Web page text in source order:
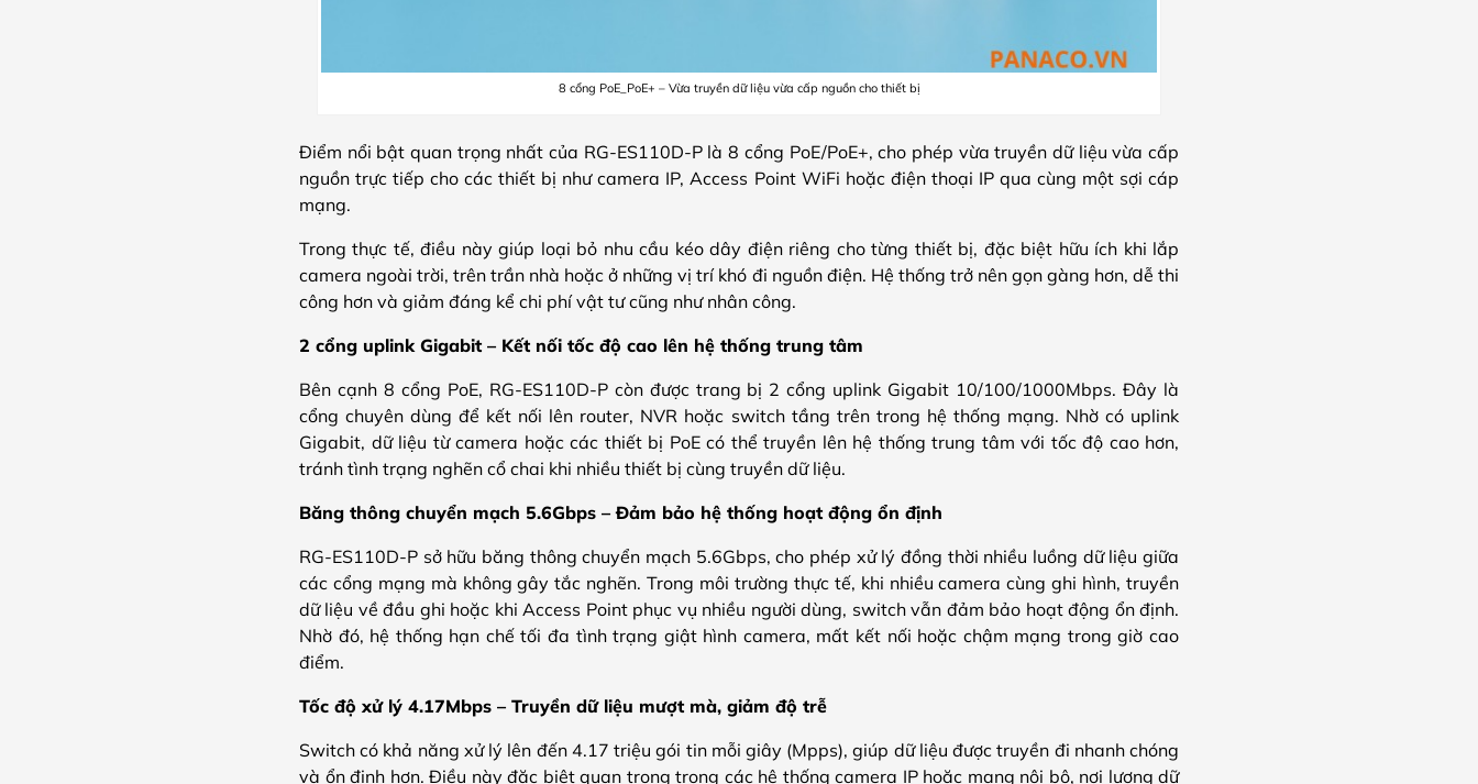
8 cổng PoE_PoE+ – Vừa truyền dữ liệu vừa cấp nguồn cho thiết bị
Điểm nổi bật quan trọng nhất của RG-ES110D-P là 8 cổng PoE/PoE+, cho phép vừa truyền dữ liệu vừa cấp
nguồn trực tiếp cho các thiết bị như camera IP, Access Point WiFi hoặc điện thoại IP qua cùng một sợi cáp
mạng.
Trong thực tế, điều này giúp loại bỏ nhu cầu kéo dây điện riêng cho từng thiết bị, đặc biệt hữu ích khi lắp
camera ngoài trời, trên trần nhà hoặc ở những vị trí khó đi nguồn điện. Hệ thống trở nên gọn gàng hơn, dễ thi
công hơn và giảm đáng kể chi phí vật tư cũng như nhân công.
2 cổng uplink Gigabit – Kết nối tốc độ cao lên hệ thống trung tâm
Bên cạnh 8 cổng PoE, RG-ES110D-P còn được trang bị 2 cổng uplink Gigabit 10/100/1000Mbps. Đây là
cổng chuyên dùng để kết nối lên router, NVR hoặc switch tầng trên trong hệ thống mạng. Nhờ có uplink
Gigabit, dữ liệu từ camera hoặc các thiết bị PoE có thể truyền lên hệ thống trung tâm với tốc độ cao hơn,
tránh tình trạng nghẽn cổ chai khi nhiều thiết bị cùng truyền dữ liệu.
Băng thông chuyển mạch 5.6Gbps – Đảm bảo hệ thống hoạt động ổn định
RG-ES110D-P sở hữu băng thông chuyển mạch 5.6Gbps, cho phép xử lý đồng thời nhiều luồng dữ liệu giữa
các cổng mạng mà không gây tắc nghẽn. Trong môi trường thực tế, khi nhiều camera cùng ghi hình, truyền
dữ liệu về đầu ghi hoặc khi Access Point phục vụ nhiều người dùng, switch vẫn đảm bảo hoạt động ổn định.
Nhờ đó, hệ thống hạn chế tối đa tình trạng giật hình camera, mất kết nối hoặc chậm mạng trong giờ cao
điểm.
Tốc độ xử lý 4.17Mbps – Truyền dữ liệu mượt mà, giảm độ trễ
Switch có khả năng xử lý lên đến 4.17 triệu gói tin mỗi giây (Mpps), giúp dữ liệu được truyền đi nhanh chóng
và ổn định hơn. Điều này đặc biệt quan trọng trong các hệ thống camera IP hoặc mạng nội bộ, nơi lượng dữ